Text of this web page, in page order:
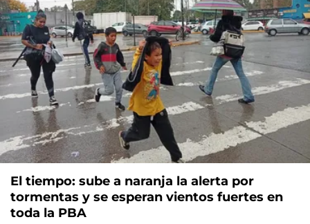
El tiempo: sube a naranja la alerta por
tormentas y se esperan vientos fuertes en
toda la PBA